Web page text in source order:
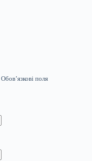
Обов’язкові поля